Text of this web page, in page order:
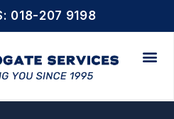
018-207 9198